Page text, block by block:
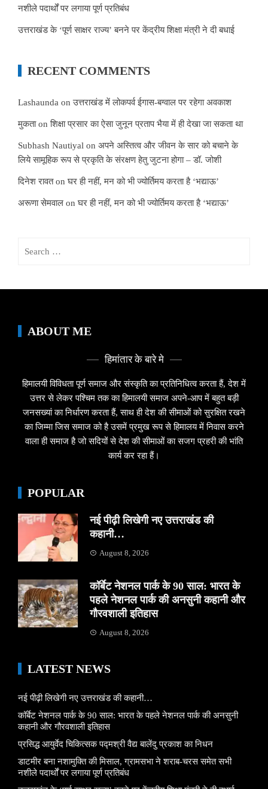
नशीले पदार्थों पर लगाया पूर्ण प्रतिबंध
उत्तराखंड के ‘पूर्ण साक्षर राज्य’ बनने पर केंद्रीय शिक्षा मंत्री ने दी बधाई
RECENT COMMENTS
Lashaunda onउत्तराखंड में लोकपर्व ईगास-बग्वाल पर रहेगा अवकाश
मुकताonशिक्षा प्रसार का ऐसा जुनून प्रताप भैया में ही देखा जा सकता था
Subhash Nautiyal on अपने अस्तित्व और जीवन के सार को बचाने के
लिये सामूहिक रूप से प्रकृति के संरक्षण हेतु जुटना होगा – डॉ. जोशी
दिनेश रावतonघर ही नहीं, मन को भी ज्योर्तिमय करता है ‘भद्याऊ’
अरूणा सेमवाल onघर ही नहीं, मन को भी ज्योर्तिमय करता है ‘भद्याऊ’
ABOUT ME
हिमांतार के बारे मे
हिमालयी विविधता पूर्ण समाज और संस्कृति का प्रतिनिधित्व करता हैं, देश में
उत्तर से लेकर पश्चिम तक का हिमालयी समाज अपने-आप में बहुत बड़ी
जनसख्यां का निर्धारण करता हैं, साथ ही देश की सीमाओं को सुरक्षित रखने
का जिम्मा जिस समाज को है उसमें प्रमुख रूप से हिमालय में निवास करने
वाला ही समाज है जो सदियों से देश की सीमाओं का सजग प्रहरी की भांति
कार्य कर रहा हैं।
POPULAR
नई पीढ़ी लिखेगी नए उत्तराखंड की
कहानी…
August 8, 2026
कॉर्बेट नेशनल पार्क के 90 साल: भारत के
पहले नेशनल पार्क की अनसुनी कहानी और
गौरवशाली इतिहास
August 8, 2026
LATEST NEWS
नई पीढ़ी लिखेगी नए उत्तराखंड की कहानी…
कॉर्बेट नेशनल पार्क के 90 साल: भारत के पहले नेशनल पार्क की अनसुनी
कहानी और गौरवशाली इतिहास
प्रसिद्ध आयुर्वेद चिकित्सक पद्मश्री वैद्य बालेंदु प्रकाश का निधन
डाटमीर बना नशामुक्ति की मिसाल, ग्रामसभा ने शराब-चरस समेत सभी
नशीले पदार्थों पर लगाया पूर्ण प्रतिबंध